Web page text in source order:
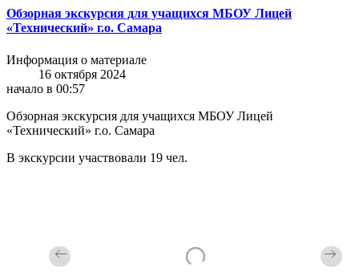
Обзорная экскурсия для учащихся МБОУ Лицей
«Технический» г.о. Самара
Информация о материале
16 октября 2024
начало в 00:57
Обзорная экскурсия для учащихся МБОУ Лицей
«Технический» г.о. Самара
В экскурсии участвовали 19 чел.